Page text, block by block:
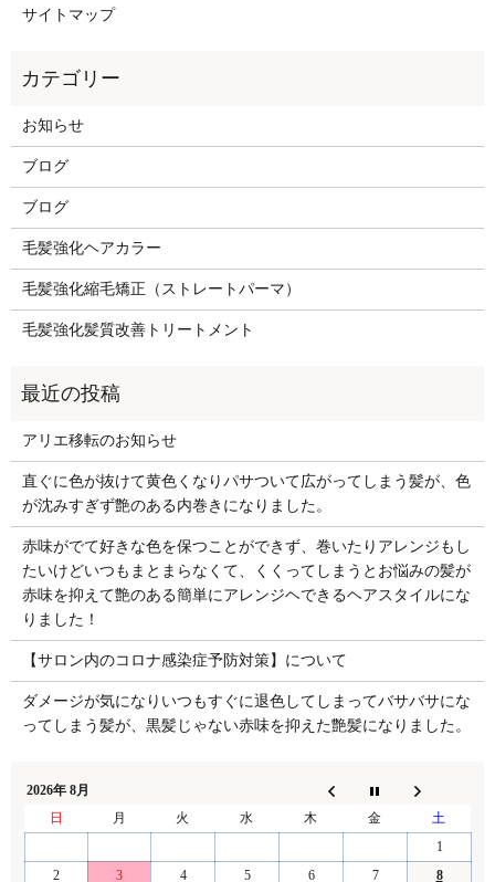
サイトマップ
お知らせ
ブログ
ブログ
毛髪強化ヘアカラー
毛髪強化縮毛矯正（ストレートパーマ）
毛髪強化髪質改善トリートメント
アリエ移転のお知らせ
直ぐに色が抜けて黄色くなりパサついて広がってしまう髪が、色
が沈みすぎず艶のある内巻きになりました。
赤味がでて好きな色を保つことができず、巻いたりアレンジもし
たいけどいつもまとまらなくて、くくってしまうとお悩みの髪が
赤味を抑えて艶のある簡単にアレンジヘできるヘアスタイルにな
りました！
【サロン内のコロナ感染症予防対策】について
ダメージが気になりいつもすぐに退色してしまってバサバサにな
ってしまう髪が、黒髪じゃない赤味を抑えた艶髪になりました。
2026年 8月
日
月 火 水 木 金
土
1
2
3 4 5 6 7 8